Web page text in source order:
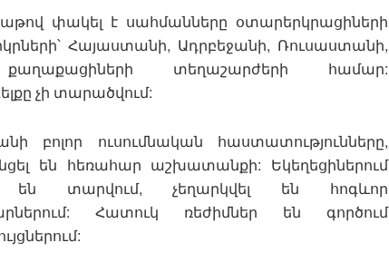
փակել է սահմանները օտարերկրացիների
Հայաստանի, Ադրբեջանի, Ռուսաստանի,
տեղաշարժերի համար:
չի տարածվում:
ուսումնական հաստատությունները,
են հեռահար աշխատանքի: Եկեղեցիներում
տարվում, չեղարկվել են հոգևոր
Հատուկ ռեժիմներ են գործում